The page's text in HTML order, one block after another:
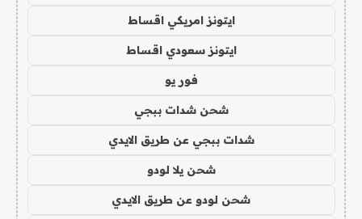
ايتونز امريكي اقساط
ايتونز سعودي اقساط
فور يو
شحن شدات ببجي
شدات ببجي عن طريق الايدي
شحن يلا لودو
شحن لودو عن طريق الايدي